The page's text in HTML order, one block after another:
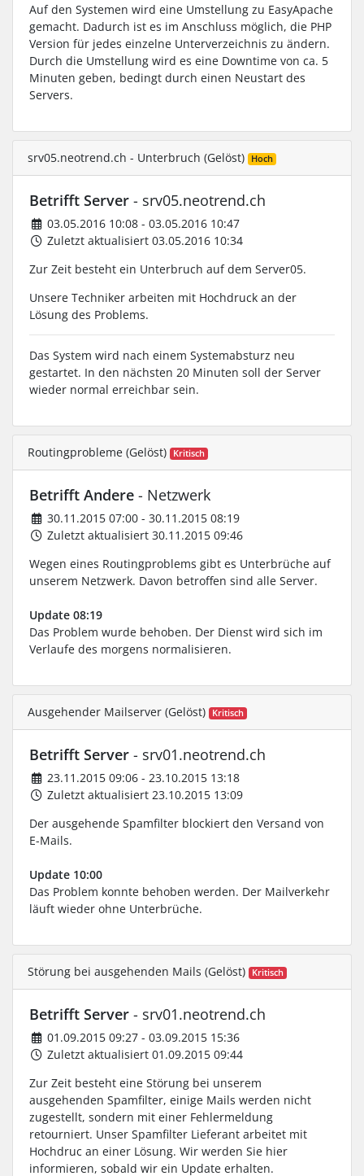
Auf den Systemen wird eine Umstellung zu EasyApache
gemacht. Dadurch ist es im Anschluss möglich, die PHP
Version für jedes einzelne Unterverzeichnis zu ändern.
Durch die Umstellung wird es eine Downtime von ca. 5
Minuten geben, bedingt durch einen Neustart des
Servers.
srv05.neotrend.ch - Unterbruch (Gelöst) Hoch
Betrifft Server - srv05.neotrend.ch
03.05.2016 10:08 - 03.05.2016 10:47
Zuletzt aktualisiert 03.05.2016 10:34
Zur Zeit besteht ein Unterbruch auf dem Server05.
Unsere Techniker arbeiten mit Hochdruck an der
Lösung des Problems.
Das System wird nach einem Systemabsturz neu
gestartet. In den nächsten 20 Minuten soll der Server
wieder normal erreichbar sein.
Routingprobleme (Gelöst) Kritisch
Betrifft Andere - Netzwerk
30.11.2015 07:00 - 30.11.2015 08:19
Zuletzt aktualisiert 30.11.2015 09:46
Wegen eines Routingproblems gibt es Unterbrüche auf
unserem Netzwerk. Davon betroffen sind alle Server.
Update 08:19
Das Problem wurde behoben. Der Dienst wird sich im
Verlaufe des morgens normalisieren.
Ausgehender Mailserver (Gelöst) Kritisch
Betrifft Server - srv01.neotrend.ch
23.11.2015 09:06 - 23.10.2015 13:18
Zuletzt aktualisiert 23.10.2015 13:09
Der ausgehende Spamfilter blockiert den Versand von
E-Mails.
Update 10:00
Das Problem konnte behoben werden. Der Mailverkehr
läuft wieder ohne Unterbrüche.
Störung bei ausgehenden Mails (Gelöst) Kritisch
Betrifft Server - srv01.neotrend.ch
01.09.2015 09:27 - 03.09.2015 15:36
Zuletzt aktualisiert 01.09.2015 09:44
Zur Zeit besteht eine Störung bei unserem
ausgehenden Spamfilter, einige Mails werden nicht
zugestellt, sondern mit einer Fehlermeldung
retourniert. Unser Spamfilter Lieferant arbeitet mit
Hochdruc an einer Lösung. Wir werden Sie hier
informieren, sobald wir ein Update erhalten.